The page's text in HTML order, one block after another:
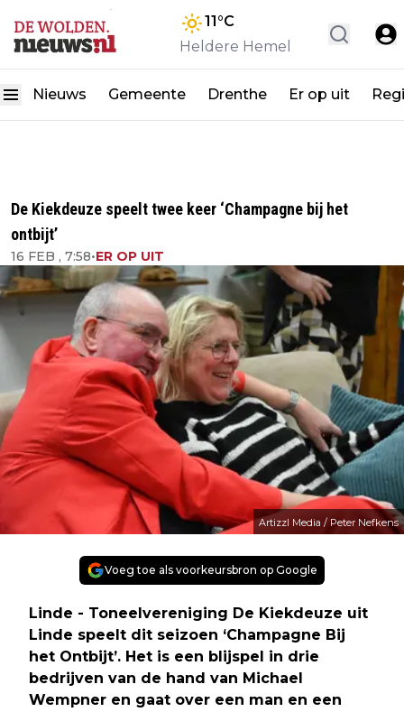
11°C
Heldere Hemel
Nieuws Gemeente Drenthe Er op uit
De Kiekdeuze speelt twee keer ‘Champagne bij het
ontbijt’
16 FEB , 7:58•ER OP UIT
Artizzl Media / Peter Nefkens
Voeg toe als voorkeursbron op Google
Linde - Toneelvereniging De Kiekdeuze uit
Linde speelt dit seizoen ‘Champagne Bij
het Ontbijt’. Het is een blijspel in drie
bedrijven van de hand van Michael
Wempner en gaat over een man en een